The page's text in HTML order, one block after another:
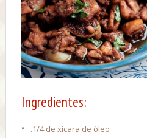
Ingredientes:
• .1/4 de xícara de óleo